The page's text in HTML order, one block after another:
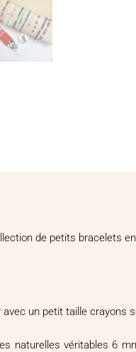
de petits bracelets
un petit taille crayons
naturelles véritables 6